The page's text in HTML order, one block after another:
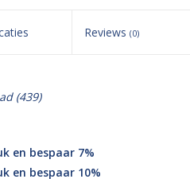
Reviews (0)
(439)
en bespaar 7%
en bespaar 10%